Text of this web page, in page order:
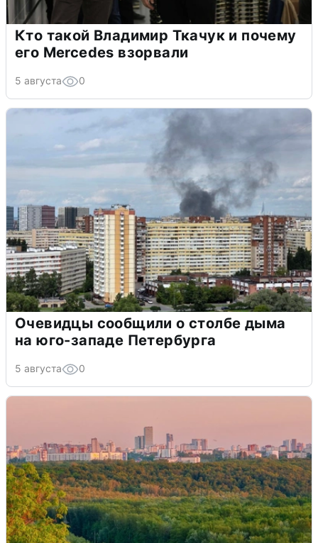
Кто такой Владимир Ткачук и почему
его Mercedes взорвали
5 августа 0
Очевидцы сообщили о столбе дыма
на юго-западе Петербурга
5 августа 0